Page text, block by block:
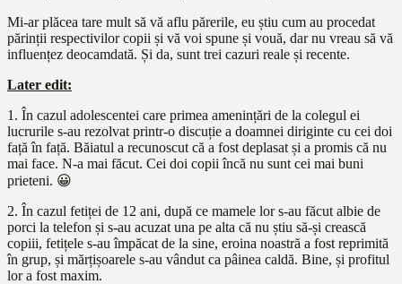
Mi-ar plăcea tare mult să vă aflu părerile, eu știu cum au procedat
părinții respectivilor copii și vă voi spune și vouă, dar nu vreau să vă
influențez deocamdată. Și da, sunt trei cazuri reale și recente.
Later edit:
1. În cazul adolescentei care primea amenințări de la colegul ei
lucrurile s-au rezolvat printr-o discuție a doamnei diriginte cu cei doi
față în față. Băiatul a recunoscut că a fost deplasat și a promis că nu
mai face. N-a mai făcut. Cei doi copii încă nu sunt cei mai buni
prieteni. 😀
2. În cazul fetiței de 12 ani, după ce mamele lor s-au făcut albie de
porci la telefon și s-au acuzat una pe alta că nu știu să-și crească
copiii, fetițele s-au împăcat de la sine, eroina noastră a fost reprimită
în grup, și mărțișoarele s-au vândut ca pâinea caldă. Bine, și profitul
lor a fost maxim.